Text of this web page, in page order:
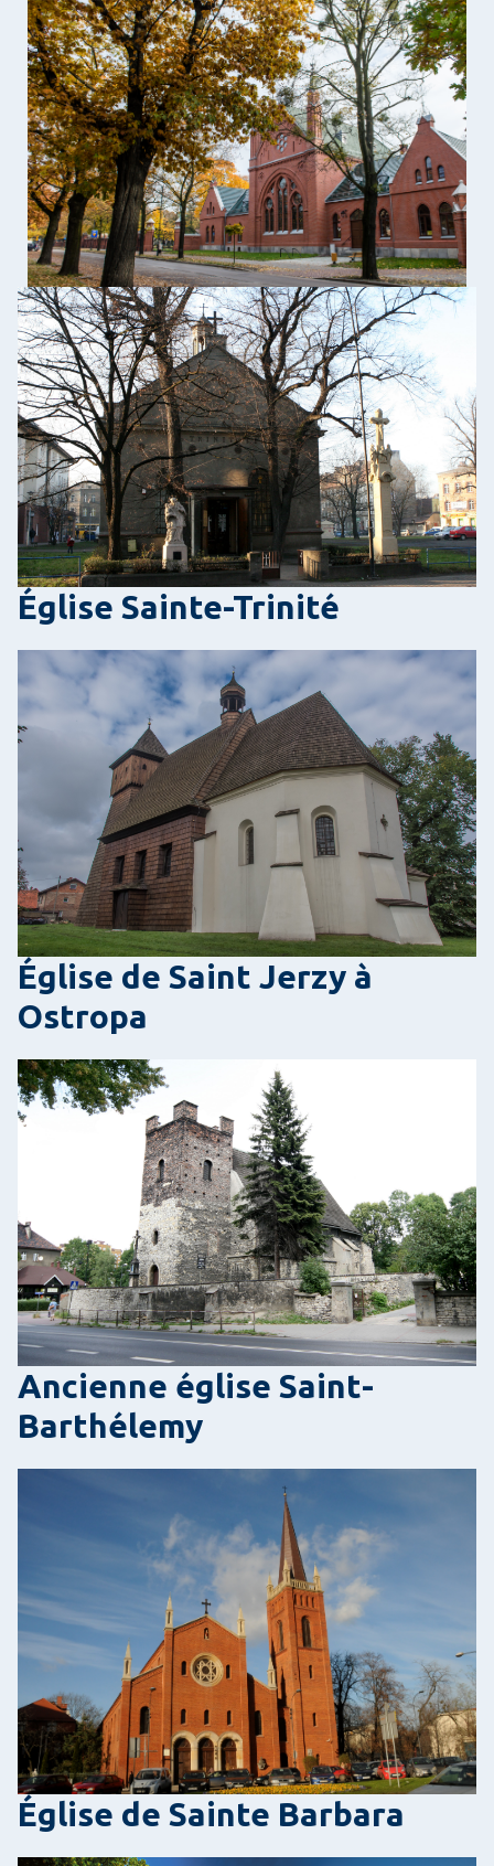
Église Sainte-Trinité
Église de Saint Jerzy à
Ostropa
Ancienne église Saint-
Barthélemy
Église de Sainte Barbara